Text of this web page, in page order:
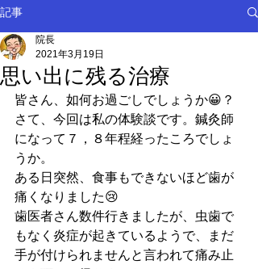
記事
思い出に残る治療
院長
2021年3月19日
皆さん、如何お過ごしでしょうか😀？
さて、今回は私の体験談です。鍼灸師
になって７，８年程経ったころでしょ
うか。
ある日突然、食事もできないほど歯が
痛くなりました😢
歯医者さん数件行きましたが、虫歯で
もなく炎症が起きているようで、まだ
手が付けられませんと言われて痛み止